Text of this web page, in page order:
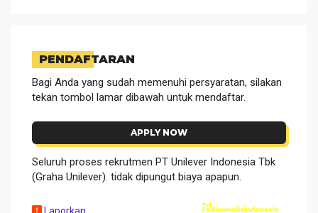
PENDAFTARAN
Bagi Anda yang sudah memenuhi persyaratan, silakan
tekan tombol lamar dibawah untuk mendaftar.
APPLY NOW
Seluruh proses rekrutmen PT Unilever Indonesia Tbk
(Graha Unilever). tidak dipungut biaya apapun.
Laporkan